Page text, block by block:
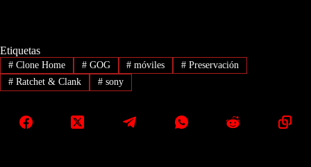
Etiquetas
#Clone Home #GOG # móviles # Preservación
#Ratchet & Clank #sony